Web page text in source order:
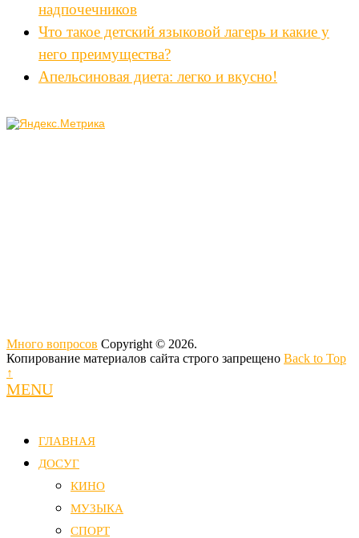
надпочечников
Что такое детский языковой лагерь и какие у
него преимущества?
Апельсиновая диета: легко и вкусно!
Много вопросов Copyright © 2026.
Копирование материалов сайта строго запрещено Back to Top
↑
MENU
ГЛАВНАЯ
ДОСУГ
КИНО
МУЗЫКА
СПОРТ